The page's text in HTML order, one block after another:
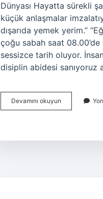
Dünyası Hayatta sürekli
küçük anlaşmalar
dışarıda yemek yerim.”
çoğu sabah saat
sessizce tarih oluyor.
disiplin abidesi sanıyoruz
Devamını okuyun
cümleleri